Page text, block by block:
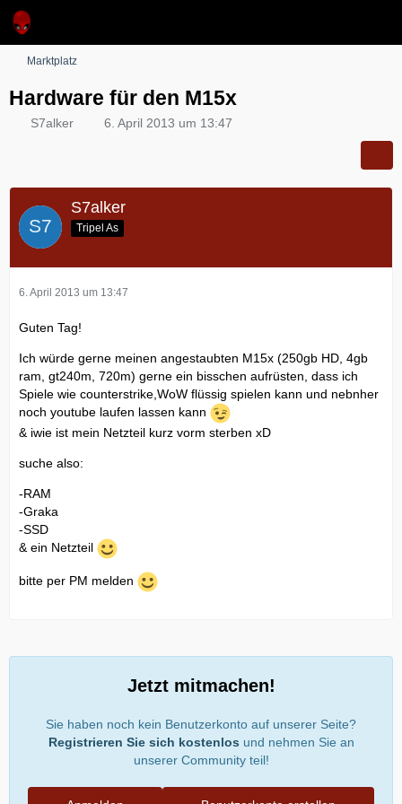
Marktplatz
Hardware für den M15x
S7alker 6. April 2013 um 13:47
S7alker
Tripel As
6. April 2013 um 13:47
Guten Tag!
Ich würde gerne meinen angestaubten M15x (250gb HD, 4gb
ram, gt240m, 720m) gerne ein bisschen aufrüsten, dass ich
Spiele wie counterstrike,WoW flüssig spielen kann und nebnher
noch youtube laufen lassen kann
& iwie ist mein Netzteil kurz vorm sterben xD
suche also:
-RAM
-Graka
-SSD
& ein Netzteil
bitte per PM melden
Jetzt mitmachen!
Sie haben noch kein Benutzerkonto auf unserer Seite?
Registrieren Sie sich kostenlos und nehmen Sie an
unserer Community teil!